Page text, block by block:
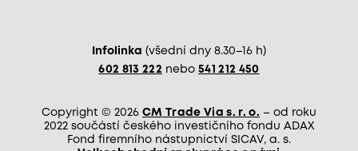
Infolinka (všední dny 8.30–16 h)
602 813 222 nebo 541 212 450
Copyright © 2026 CM Trade Via s. r. o. – od roku
2022 součástí českého investičního fondu ADAX
Fond firemního nástupnictví SICAV, a. s.